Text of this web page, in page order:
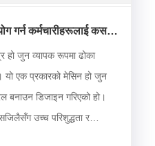
गर्न कर्मचारीहरूलाई कसरी
हो जुन व्यापक रूपमा ढोका
यो एक प्रकारको मेसिन हो जुन
बनाउन डिजाइन गरिएको हो।
उच्च परिशुद्धता र